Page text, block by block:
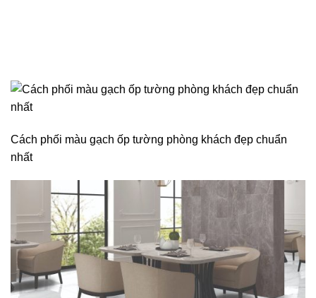
Cách phối màu gạch ốp tường phòng khách đẹp chuẩn
nhất